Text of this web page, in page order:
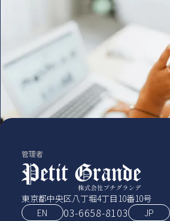
管理者
東京都中央区八丁堀4丁目10番10号
EN
03-6658-8103 JP